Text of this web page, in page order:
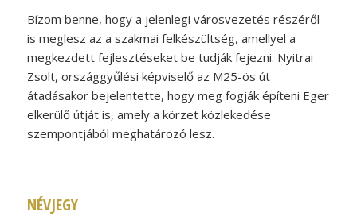
Bízom benne, hogy a jelenlegi városvezetés részéről
is meglesz az a szakmai felkészültség, amellyel a
megkezdett fejlesztéseket be tudják fejezni. Nyitrai
Zsolt, országgyűlési képviselő az M25-ös út
átadásakor bejelentette, hogy meg fogják építeni Eger
elkerülő útját is, amely a körzet közlekedése
szempontjából meghatározó lesz.
NÉVJEGY